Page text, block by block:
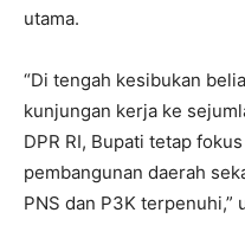
utama.
“Di tengah kesibukan
kunjungan kerja ke
DPR RI, Bupati tetap
pembangunan daerah
PNS dan P3K terpenuhi,”